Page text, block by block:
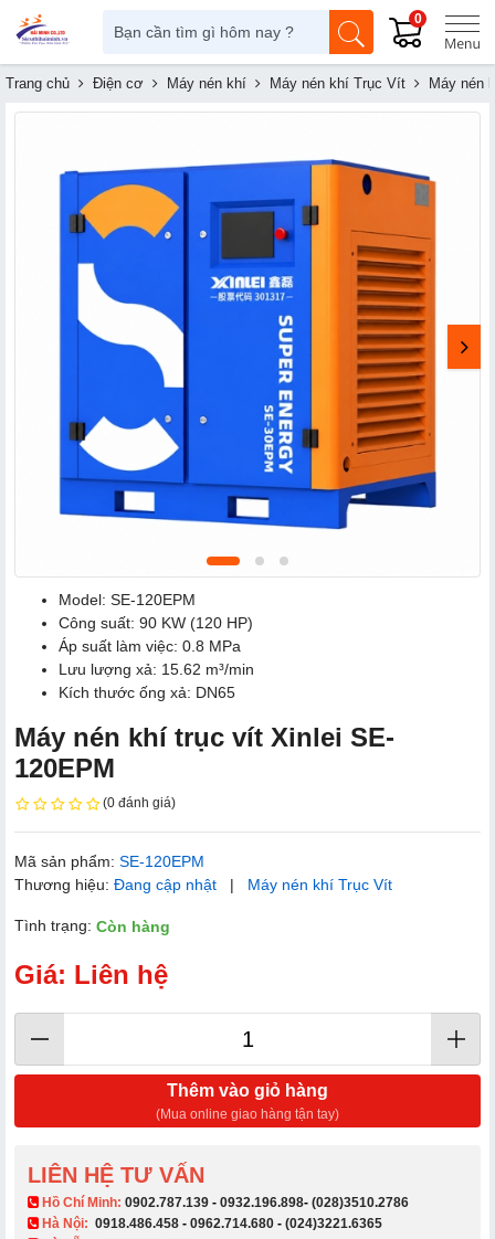
0
Trang chủ Điện cơ Máy nén khí Máy nén khí Trục Vít Máy nén
Model: SE-120EPM
Công suất: 90 KW (120 HP)
Áp suất làm việc: 0.8 MPa
Lưu lượng xả: 15.62 m³/min
Kích thước ống xả: DN65
Máy nén khí trục vít Xinlei SE-
120EPM
(0 đánh giá)
Mã sản phẩm: SE-120EPM
Thương hiệu: Đang cập nhật | Máy nén khí Trục Vít
Tình trạng: Còn hàng
Giá: Liên hệ
Thêm vào giỏ hàng
(Mua online giao hàng tận tay)
LIÊN HỆ TƯ VẤN
​ Hồ Chí Minh: 0902.787.139 - 0932.196.898- (028)3510.2786
Hà Nội: 0918.486.458 - 0962.714.680 - (024)3221.6365